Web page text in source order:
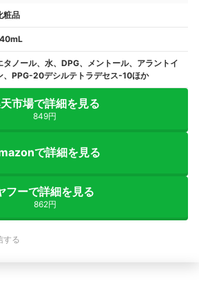
粧品
タノール、水、DPG、メントール、アラントイ
、PPG-20デシルテトラデセス-10ほか
市場で詳細を見る
849円
で詳細を見る
フーで詳細を見る
862円
する